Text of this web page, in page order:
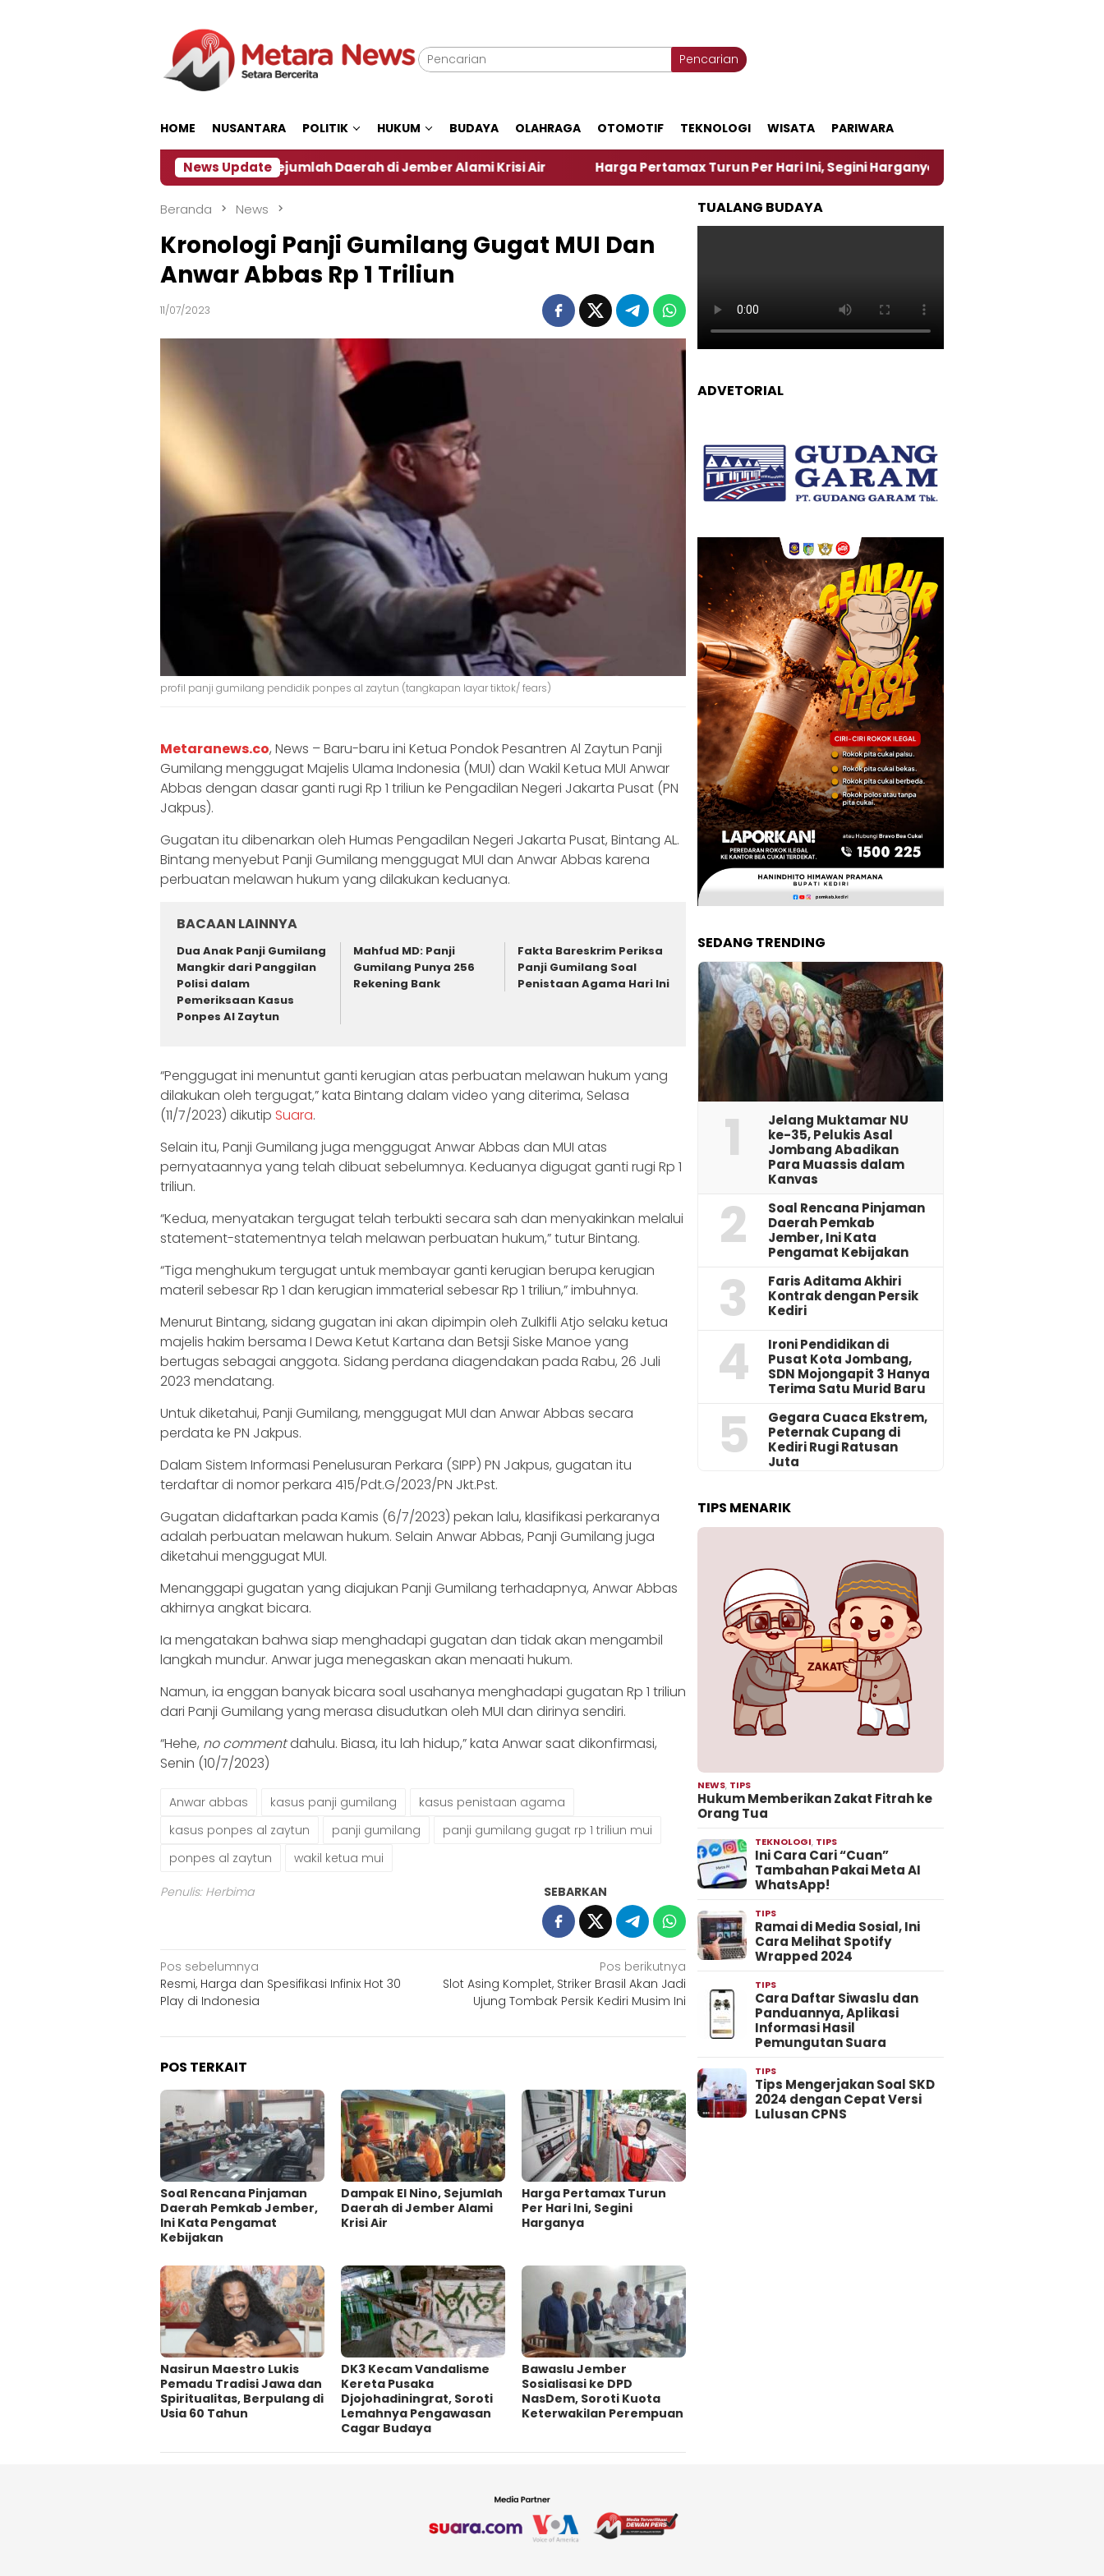
Pencarian
HOME NUSANTARA POLITIK HUKUM BUDAYA OLAHRAGA OTOMOTIF TEKNOLOGI WISATA PARIWARA
News Update
Dampak El Nino, Sejumlah Daerah di Jember Alami Krisi Air Harga Pertamax Turun Per Hari Ini, Segini Harganya ‎Nasirun Maestro Lukis
Beranda News
Kronologi Panji Gumilang Gugat MUI Dan
Anwar Abbas Rp 1 Triliun
11/07/2023
profil panji gumilang pendidik ponpes al zaytun (tangkapan layar tiktok/ fears)
Metaranews.co, News – Baru-baru ini Ketua Pondok Pesantren Al Zaytun Panji
Gumilang menggugat Majelis Ulama Indonesia (MUI) dan Wakil Ketua MUI Anwar
Abbas dengan dasar ganti rugi Rp 1 triliun ke Pengadilan Negeri Jakarta Pusat (PN
Jakpus).
Gugatan itu dibenarkan oleh Humas Pengadilan Negeri Jakarta Pusat, Bintang AL.
Bintang menyebut Panji Gumilang menggugat MUI dan Anwar Abbas karena
perbuatan melawan hukum yang dilakukan keduanya.
BACAAN LAINNYA
Dua Anak Panji Gumilang
Mangkir dari Panggilan
Polisi dalam
Pemeriksaan Kasus
Ponpes Al Zaytun
Mahfud MD: Panji
Gumilang Punya 256
Rekening Bank
Fakta Bareskrim Periksa
Panji Gumilang Soal
Penistaan Agama Hari Ini
“Penggugat ini menuntut ganti kerugian atas perbuatan melawan hukum yang
dilakukan oleh tergugat,” kata Bintang dalam video yang diterima, Selasa
(11/7/2023) dikutip Suara.
Selain itu, Panji Gumilang juga menggugat Anwar Abbas dan MUI atas
pernyataannya yang telah dibuat sebelumnya. Keduanya digugat ganti rugi Rp 1
triliun.
“Kedua, menyatakan tergugat telah terbukti secara sah dan menyakinkan melalui
statement-statementnya telah melawan perbuatan hukum,” tutur Bintang.
“Tiga menghukum tergugat untuk membayar ganti kerugian berupa kerugian
materil sebesar Rp 1 dan kerugian immaterial sebesar Rp 1 triliun,” imbuhnya.
Menurut Bintang, sidang gugatan ini akan dipimpin oleh Zulkifli Atjo selaku ketua
majelis hakim bersama I Dewa Ketut Kartana dan Betsji Siske Manoe yang
bertugas sebagai anggota. Sidang perdana diagendakan pada Rabu, 26 Juli
2023 mendatang.
Untuk diketahui, Panji Gumilang, menggugat MUI dan Anwar Abbas secara
perdata ke PN Jakpus.
Dalam Sistem Informasi Penelusuran Perkara (SIPP) PN Jakpus, gugatan itu
terdaftar di nomor perkara 415/Pdt.G/2023/PN Jkt.Pst.
Gugatan didaftarkan pada Kamis (6/7/2023) pekan lalu, klasifikasi perkaranya
adalah perbuatan melawan hukum. Selain Anwar Abbas, Panji Gumilang juga
diketahui menggugat MUI.
Menanggapi gugatan yang diajukan Panji Gumilang terhadapnya, Anwar Abbas
akhirnya angkat bicara.
Ia mengatakan bahwa siap menghadapi gugatan dan tidak akan mengambil
langkah mundur. Anwar juga menegaskan akan menaati hukum.
Namun, ia enggan banyak bicara soal usahanya menghadapi gugatan Rp 1 triliun
dari Panji Gumilang yang merasa disudutkan oleh MUI dan dirinya sendiri.
“Hehe, no commentdahulu. Biasa, itu lah hidup,” kata Anwar saat dikonfirmasi,
Senin (10/7/2023)
Anwar abbas kasus panji gumilang
kasus penistaan agama
kasus ponpes al zaytun
panji gumilang
panji gumilang gugat rp 1 triliun mui
ponpes al zaytun
wakil ketua mui
Penulis: Herbima SEBARKAN
Navigasi
pos
Pos sebelumnya
Resmi, Harga dan Spesifikasi Infinix Hot 30
Play di Indonesia
Pos berikutnya
Slot Asing Komplet, Striker Brasil Akan Jadi
Ujung Tombak Persik Kediri Musim Ini
POS TERKAIT
‎Soal Rencana Pinjaman
Daerah Pemkab Jember,
Ini Kata Pengamat
Kebijakan ‎
Dampak El Nino, Sejumlah
Daerah di Jember Alami
Krisi Air
Harga Pertamax Turun
Per Hari Ini, Segini
Harganya
‎Nasirun Maestro Lukis
Pemadu Tradisi Jawa dan
Spiritualitas, Berpulang di
Usia 60 Tahun
DK3 Kecam Vandalisme
Kereta Pusaka
Djojohadiningrat, Soroti
Lemahnya Pengawasan
Cagar Budaya
Bawaslu Jember
Sosialisasi ke DPD
NasDem, Soroti Kuota
Keterwakilan Perempuan
TUALANG BUDAYA
ADVETORIAL
SEDANG TRENDING
1
Jelang Muktamar NU
ke-35, Pelukis Asal
Jombang Abadikan
Para Muassis dalam
Kanvas
2
‎Soal Rencana Pinjaman
Daerah Pemkab
Jember, Ini Kata
Pengamat Kebijakan ‎
3
Faris Aditama Akhiri
Kontrak dengan Persik
Kediri
4
Ironi Pendidikan di
Pusat Kota Jombang,
SDN Mojongapit 3 Hanya
Terima Satu Murid Baru
5
‎Gegara Cuaca Ekstrem,
Peternak Cupang di
Kediri Rugi Ratusan
Juta
TIPS MENARIK
NEWS, TIPS
Hukum Memberikan Zakat Fitrah ke
Orang Tua
TEKNOLOGI, TIPS
Ini Cara Cari “Cuan”
Tambahan Pakai Meta AI
WhatsApp!
TIPS
Ramai di Media Sosial, Ini
Cara Melihat Spotify
Wrapped 2024
TIPS
Cara Daftar Siwaslu dan
Panduannya, Aplikasi
Informasi Hasil
Pemungutan Suara
TIPS
Tips Mengerjakan Soal SKD
2024 dengan Cepat Versi
Lulusan CPNS